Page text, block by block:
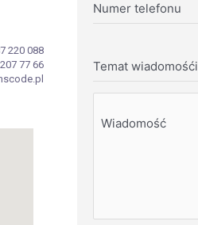
220 088
77 66
Numer telefonu
Temat wiadomośći
Wiadomość